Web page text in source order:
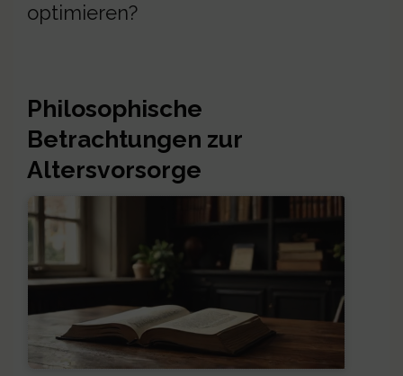
optimieren?
Philosophische
Betrachtungen zur
Altersvorsorge